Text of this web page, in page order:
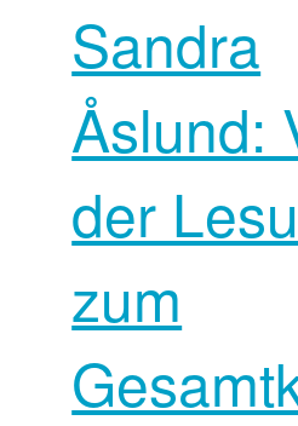
Sandra
Åslund:
der
zum